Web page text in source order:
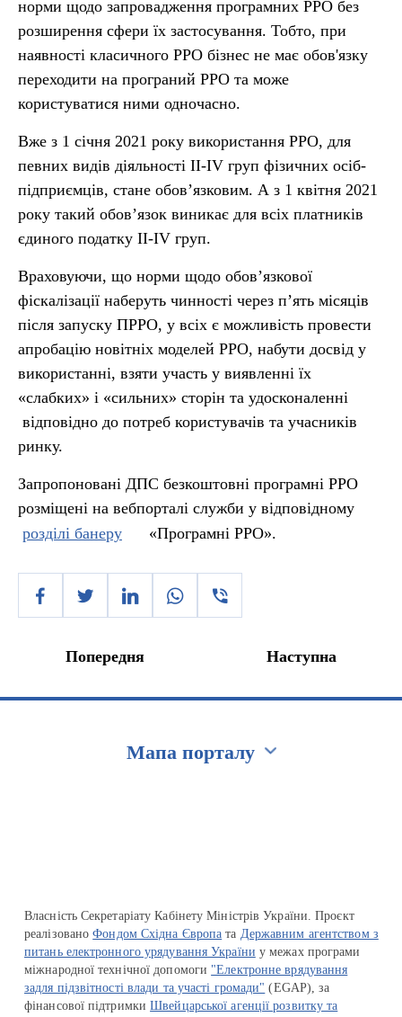
норми щодо запровадження програмних РРО без
розширення сфери їх застосування. Тобто, при
наявності класичного РРО бізнес не має обов'язку
переходити на програний РРО та може
користуватися ними одночасно.
Вже з 1 січня 2021 року використання РРО, для
певних видів діяльності ІІ-IV груп фізичних осіб-
підприємців, стане обов’язковим. А з 1 квітня 2021
року такий обов’язок виникає для всіх платників
єдиного податку ІІ-IV груп.
Враховуючи, що норми щодо обов’язкової
фіскалізації наберуть чинності через п’ять місяців
після запуску ПРРО, у всіх є можливість провести
апробацію новітніх моделей РРО, набути досвід у
використанні, взяти участь у виявленні їх
«слабких» і «сильних» сторін та удосконаленні
відповідно до потреб користувачів та учасників
ринку.
Запропоновані ДПС безкоштовні програмні РРО
розміщені на вебпорталі служби у відповідному
розділі банеру
«Програмні РРО».
Попередня Наступна
Мапа порталу
Власність Секретаріату Кабінету Міністрів України. Проєкт
реалізованоФондом Східна Європа та Державним агентством з
питань електронного урядування України у межах програми
міжнародної технічної допомоги "Електронне врядування
задля підзвітності влади та участі громади" (EGAP), за
фінансової підтримкиШвейцарської агенції розвитку та